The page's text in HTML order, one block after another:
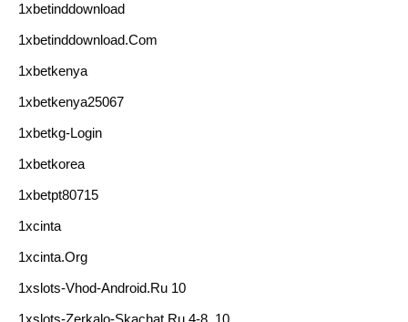
1xbetinddownload
1xbetinddownload.com
1xbetkenya
1xbetkenya25067
1xbetkg-Login
1xbetkorea
1xbetpt80715
1xcinta
1xcinta.org
1xslots-Vhod-Android.ru 10
1xslots-Zerkalo-Skachat.ru 4-8, 10